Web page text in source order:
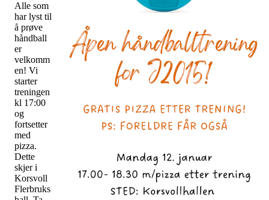
Alle som
har lyst til
å prøve
håndball
er
velkomm
en! Vi
starter
treningen
kl 17:00
og
fortsetter
med
pizza.
Dette
skjer i
Korsvoll
Flerbruks